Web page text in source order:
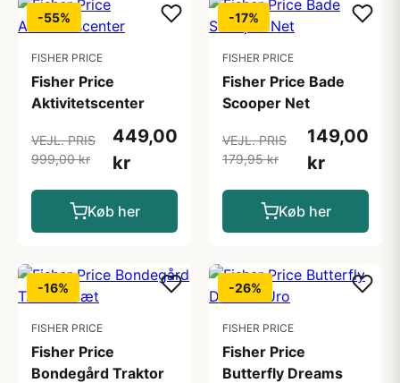
-55%
FISHER PRICE
Fisher Price
Aktivitetscenter
VEJL. PRIS
999,00 kr
449,00
kr
Køb her
-17%
FISHER PRICE
Fisher Price Bade
Scooper Net
VEJL. PRIS
179,95 kr
149,00
kr
Køb her
-16%
FISHER PRICE
Fisher Price
Bondegård Traktor
-26%
FISHER PRICE
Fisher Price
Butterfly Dreams